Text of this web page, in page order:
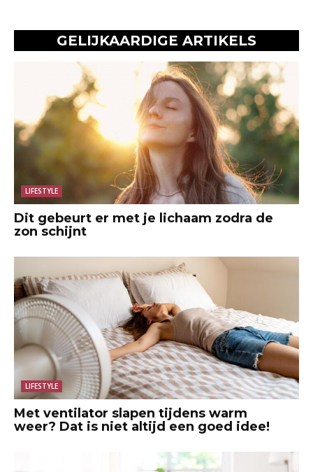
GELIJKAARDIGE ARTIKELS
LIFESTYLE
Dit gebeurt er met je lichaam zodra de
zon schijnt
LIFESTYLE
Met ventilator slapen tijdens warm
weer? Dat is niet altijd een goed idee!